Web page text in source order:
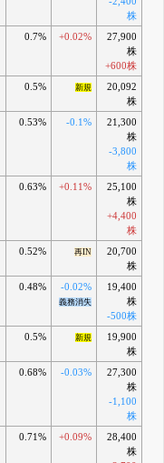
株
0.7% +0.02%
27,900
株
+600株
0.5% 新規
20,092
株
0.53% -0.1%
21,300
株
-3,800
株
0.63% +0.11%
25,100
株
+4,400
株
0.52% 再IN
20,700
株
0.48% -0.02%
義務消失
19,400
株
-500株
0.5% 新規
19,900
株
0.68% -0.03%
27,300
株
-1,100
株
0.71% +0.09%
28,400
株